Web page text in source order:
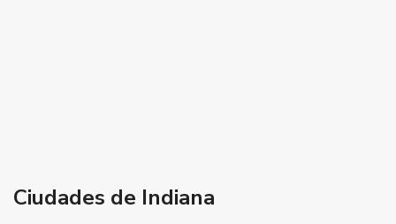
Ciudades de Indiana